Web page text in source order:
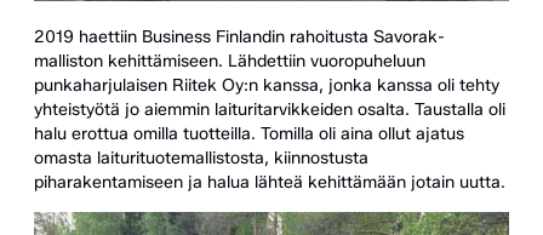
2019 haettiin Business Finlandin rahoitusta Savorak-
malliston kehittämiseen. Lähdettiin vuoropuheluun
punkaharjulaisen Riitek Oy:n kanssa, jonka kanssa oli tehty
yhteistyötä jo aiemmin laituritarvikkeiden osalta. Taustalla oli
halu erottua omilla tuotteilla. Tomilla oli aina ollut ajatus
omasta laiturituotemallistosta, kiinnostusta
piharakentamiseen ja halua lähteä kehittämään jotain uutta.